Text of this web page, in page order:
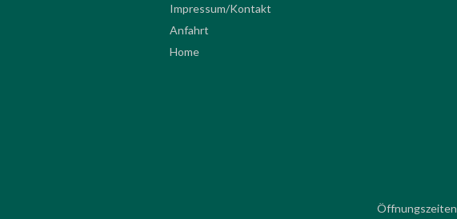
Impressum/Kontakt
Anfahrt
Home
Öffnungszeiten